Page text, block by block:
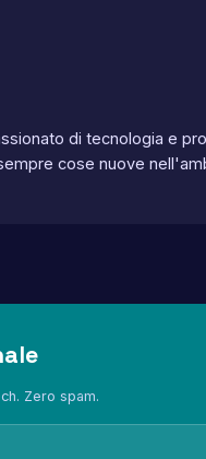
di tecnologia e
cose nuove
Zero spam.